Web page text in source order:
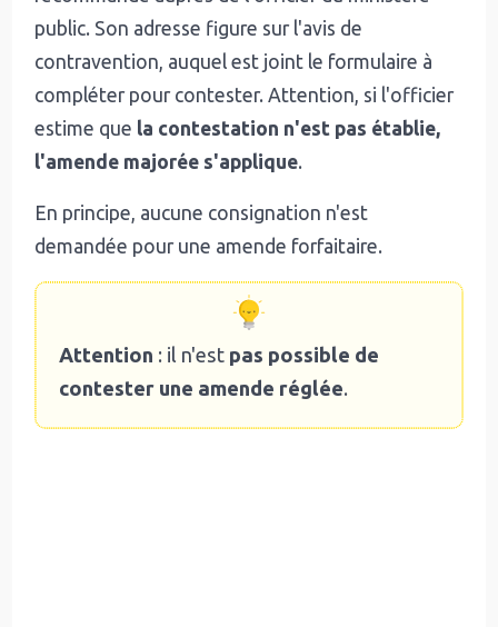
public. Son adresse figure sur l'avis de
contravention, auquel est joint le formulaire à
compléter pour contester. Attention, si l'officier
estime que la contestation n'est pas établie,
l'amende majorée s'applique.
En principe, aucune consignation n'est
demandée pour une amende forfaitaire.
Attention : il n'est pas possible de
contester une amende réglée.